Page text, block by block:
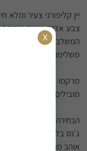
יין קליפורני צעיר
צבע אדום עמוק ומפתה
המשלבת ניחוחות
משלימות של פירות יער
מרקמו החלק והמלטף,
מובילים לסיומת
הבחירה המושלמת כיין
ג'נס בלק מוסקט -
אוהב מתיקות ורעננות